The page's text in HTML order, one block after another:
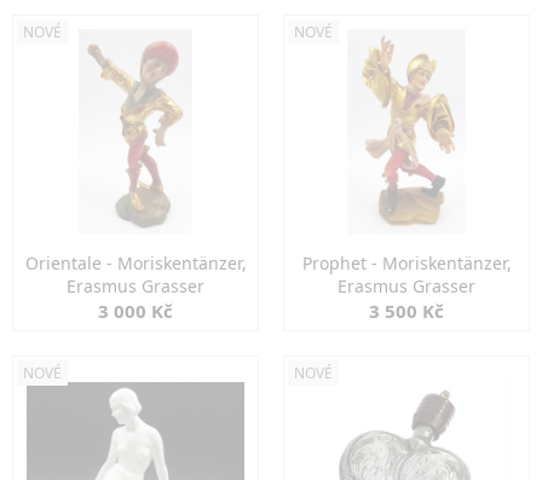
NOVÉ
Orientale - Moriskentänzer,
Erasmus Grasser
3 000 Kč
NOVÉ
Prophet - Moriskentänzer,
Erasmus Grasser
3 500 Kč
NOVÉ NOVÉ